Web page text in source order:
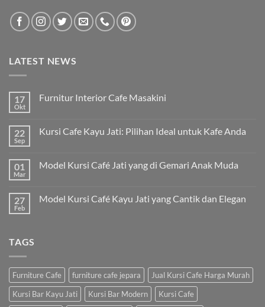
LATEST NEWS
17
Okt
Furnitur Interior Cafe Masakini
22
Sep
Kursi Cafe Kayu Jati: Pilihan Ideal untuk Kafe Anda
01
Mar
Model Kursi Café Jati yang di Gemari Anak Muda
27
Feb
Model Kursi Café Kayu Jati yang Cantik dan Elegan
TAGS
Furniture Cafe furniture cafe jepara
Jual Kursi Cafe Harga Murah
Kursi Bar Kayu Jati
Kursi Bar Modern
Kursi Cafe